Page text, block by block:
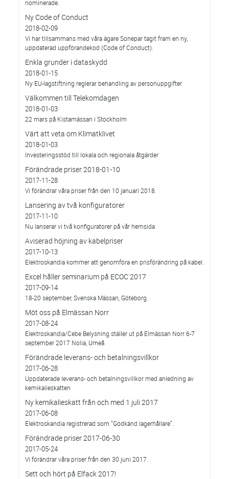
nominerade.
Ny Code of Conduct
2018-02-09
Vi har tillsammans med våra ägare Sonepar tagit fram en ny,
uppdaterad uppförandekod (Code of Conduct).
Enkla grunder i dataskydd
2018-01-15
Ny EU-lagstiftning reglerar behandling av personuppgifter
Välkommen till Telekomdagen
2018-01-03
22 mars på Kistamässan i Stockholm
Värt att veta om Klimatklivet
2018-01-03
Investeringsstöd till lokala och regionala åtgärder
Förändrade priser 2018-01-10
2017-11-28
Vi förändrar våra priser från den 10 januari 2018.
Lansering av två konfiguratorer
2017-11-10
Nu lanserar vi två konfiguratorer på vår hemsida
Aviserad höjning av kabelpriser
2017-10-13
Elektroskandia kommer att genomföra en prisförändring på kabel.
Excel håller seminarium på ECOC 2017
2017-09-14
18-20 september, Svenska Mässan, Göteborg.
Möt oss på Elmässan Norr
2017-08-24
Elektroskandia/Cebe Belysning ställer ut på Elmässan Norr 6-7
september 2017 Nolia, Umeå
Förändrade leverans- och betalningsvillkor
2017-06-28
Uppdaterade leverans- och betalningsvillkor med anledning av
kemikalieskatten
Ny kemikalieskatt från och med 1 juli 2017
2017-06-08
Elektroskandia registrerad som ”Godkänd lagerhållare”.
Förändrade priser 2017-06-30
2017-05-24
Vi förändrar våra priser från den 30 juni 2017.
Sett och hört på Elfack 2017!